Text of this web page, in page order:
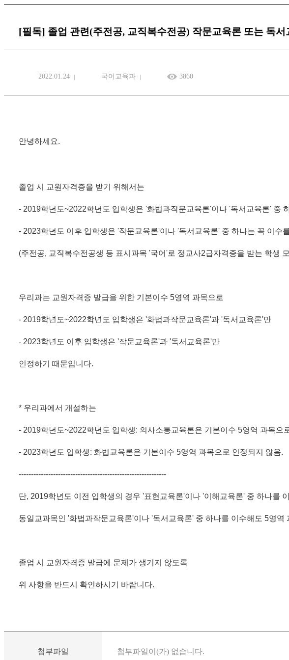
[필독] 졸업 관련(주전공, 교직복수전공) 작문교육론 또는 독서
2022.01.24 국어교육과 3860
안녕하세요.
졸업 시 교원자격증을 받기 위해서는
- 2019학년도~2022학년도 입학생은 '화법과작문교육론'이나 '독서교육론' 중
- 2023학년도 이후 입학생은 '작문교육론'이나 '독서교육론' 중 하나는 꼭 이수
(주전공, 교직복수전공생 등 표시과목 '국어'로 정교사2급자격증을 받는 학생
우리과는 교원자격증 발급을 위한 기본이수 5영역 과목으로
- 2019학년도~2022학년도 입학생은 '화법과작문교육론'과 '독서교육론'만
- 2023학년도 이후 입학생은 '작문교육론'과 '독서교육론'만
인정하기 때문입니다.
* 우리과에서 개설하는
- 2019학년도~2022학년도 입학생: 의사소통교육론은 기본이수 5영역 과목으
- 2023학년도 입학생: 화법교육론은 기본이수 5영역 과목으로 인정되지 않음.
------------------------------------------------------------
단, 2019학년도 이전 입학생의 경우 '표현교육론'이나 '이해교육론' 중 하나를
동일교과목인 '화법과작문교육론'이나 '독서교육론' 중 하나를 이수해도 5영역
졸업 시 교원자격증 발급에 문제가 생기지 않도록
위 사항을 반드시 확인하시기 바랍니다.
첨부파일 첨부파일이(가) 없습니다.